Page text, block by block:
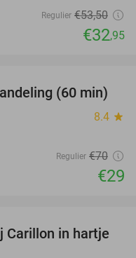
Regulier €53,50
€32,95
59%
(60 min)
8.4 star
Regulier €70
€29
28%
Carillon in hartje